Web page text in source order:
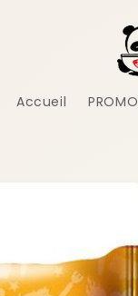
Accueil PROMO